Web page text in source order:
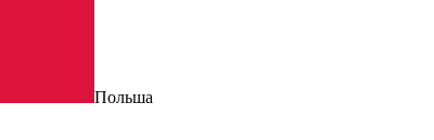
Польша